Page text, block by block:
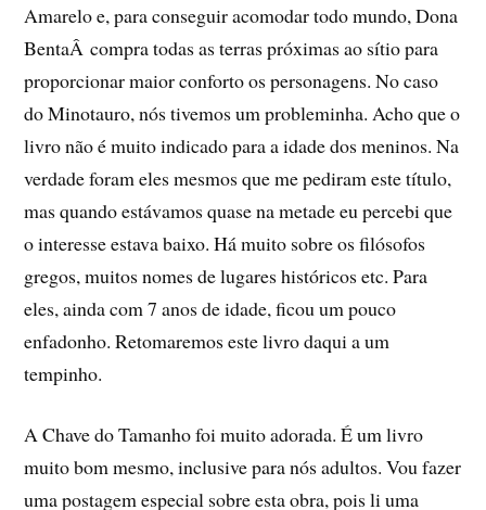
Amarelo e, para conseguir acomodar todo mundo, Dona
BentaÂ compra todas as terras próximas ao sí­tio para
proporcionar maior conforto os personagens. No caso
do Minotauro, nós tivemos um probleminha. Acho que o
livro não é muito indicado para a idade dos meninos. Na
verdade foram eles mesmos que me pediram este tí­tulo,
mas quando estávamos quase na metade eu percebi que
o interesse estava baixo. Há muito sobre os filósofos
gregos, muitos nomes de lugares históricos etc. Para
eles, ainda com 7 anos de idade, ficou um pouco
enfadonho. Retomaremos este livro daqui a um
tempinho.
A Chave do Tamanho foi muito adorada. É um livro
muito bom mesmo, inclusive para nós adultos. Vou fazer
uma postagem especial sobre esta obra, pois li uma